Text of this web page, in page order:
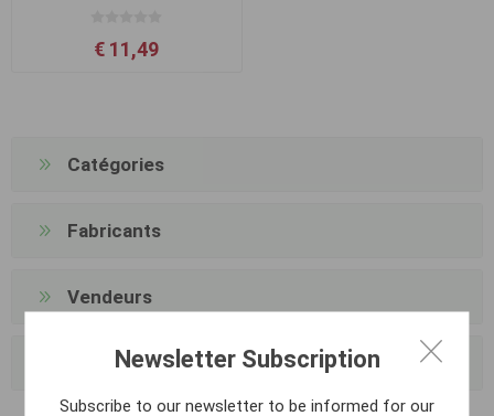
€ 11,49
Catégories
Fabricants
Vendeurs
Tags fréquents
Newsletter Subscription
Subscribe to our newsletter to be informed for our